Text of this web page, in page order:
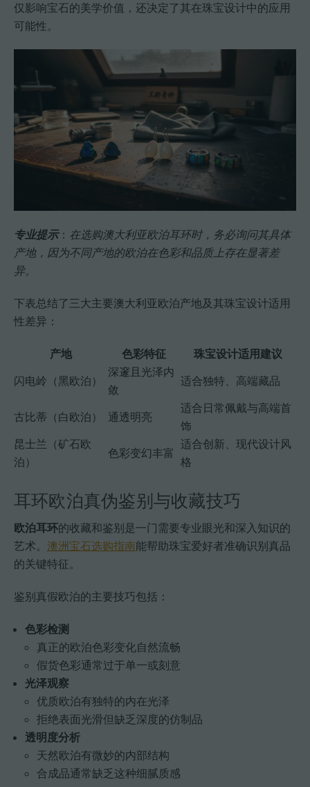
仅影响宝石的美学价值，还决定了其在珠宝设计中的应用
可能性。
专业提示： 在选购澳大利亚欧泊耳环时，务必询问其具体
产地，因为不同产地的欧泊在色彩和品质上存在显著差
异。
下表总结了三大主要澳大利亚欧泊产地及其珠宝设计适用
性差异：
产地 色彩特征
珠宝设计适用建议
闪电岭（黑欧泊）
深邃且光泽内
敛
适合独特、高端藏品
古比蒂（白欧泊） 通透明亮
适合日常佩戴与高端首
饰
昆士兰（矿石欧
泊）
色彩变幻丰富
适合创新、现代设计风
格
耳环欧泊真伪鉴别与收藏技巧
欧泊耳环的收藏和鉴别是一门需要专业眼光和深入知识的
艺术。 澳洲宝石选购指南能帮助珠宝爱好者准确识别真品
的关键特征。
鉴别真假欧泊的主要技巧包括：
色彩检测
真正的欧泊色彩变化自然流畅
假货色彩通常过于单一或刻意
光泽观察
优质欧泊有独特的内在光泽
拒绝表面光滑但缺乏深度的仿制品
透明度分析
天然欧泊有微妙的内部结构
合成品通常缺乏这种细腻质感